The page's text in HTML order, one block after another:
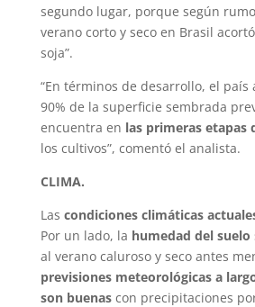
segundo lugar, porque según
verano corto y seco en Brasil
soja”.
“En términos de desarrollo, el país
90% de la superficie sembrada
encuentra en las primeras etapas
los cultivos”, comentó el analista.
CLIMA.
Las condiciones climáticas
Por un lado, la humedad del suelo
al verano caluroso y seco antes
previsiones meteorológicas a
son buenascon precipitaciones